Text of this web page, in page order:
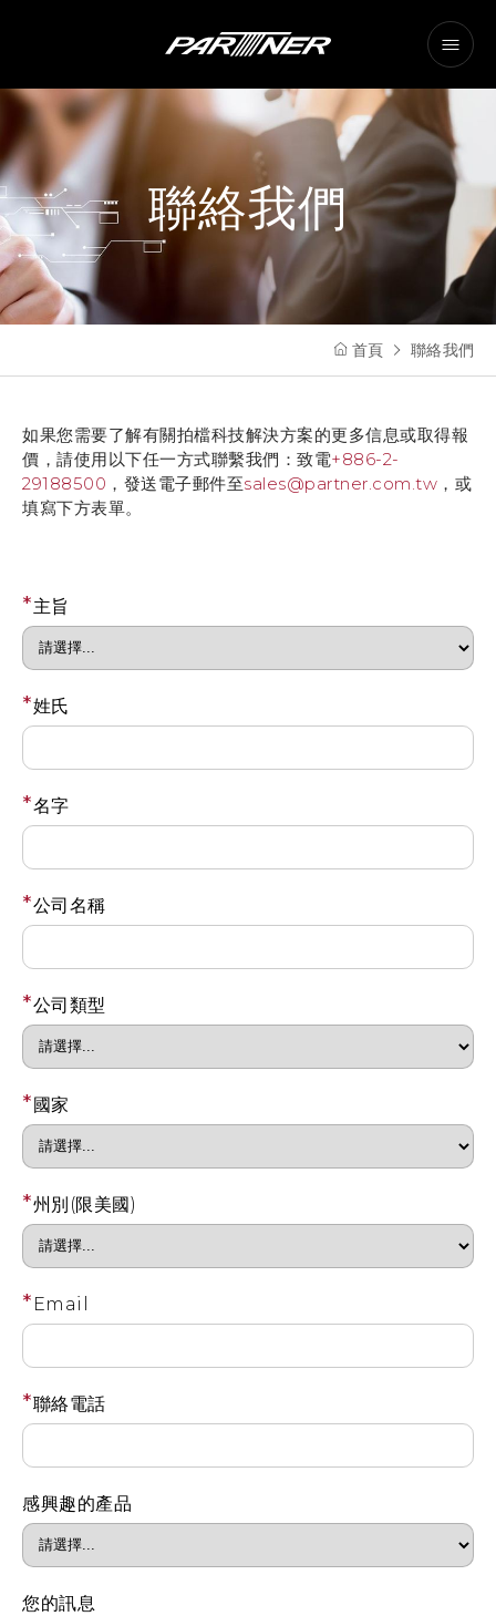
聯絡我們
首頁 聯絡我們
如果您需要了解有關拍檔科技解決方案的更多信息或取得報
價，請使用以下任一方式聯繫我們：致電+886-2-
29188500 ，發送電子郵件至sales@partner.com.tw ，或
填寫下方表單。
*主旨
*姓氏
*名字
*公司名稱
*公司類型
* 國家
*州別(限美國)
* Email
*聯絡電話
感興趣的產品
您的訊息